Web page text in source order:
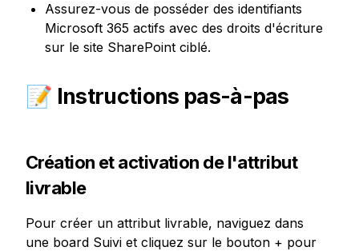
Assurez-vous de posséder des identifiants
Microsoft 365 actifs avec des droits d'écriture
sur le site SharePoint ciblé.
📝 Instructions pas-à-pas
Création et activation de l'attribut
livrable
Pour créer un attribut livrable, naviguez dans
une board Suivi et cliquez sur le bouton + pour